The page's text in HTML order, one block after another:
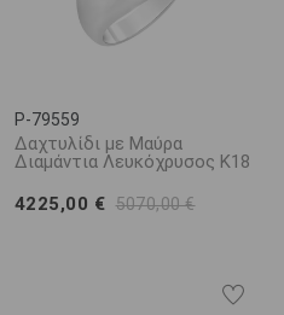
P-79559
Δαχτυλίδι με Μαύρα
Διαμάντια Λευκόχρυσος Κ18
4225,00 € 5070,00 €